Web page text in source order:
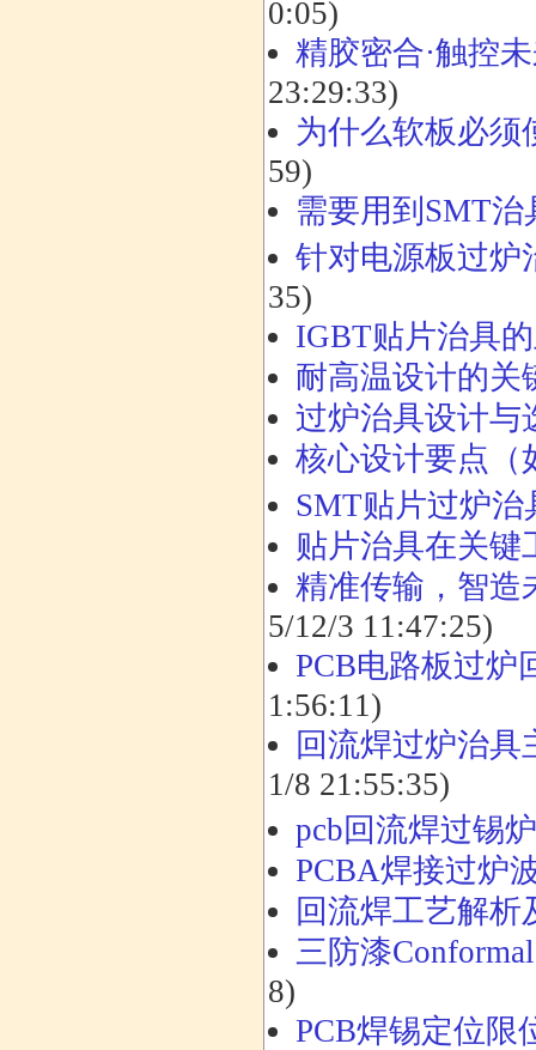
0:05)
精胶密合·触控
23:29:33)
为什么软板必须
59)
需要用到SMT治
针对电源板过炉
35)
IGBT贴片治具
耐高温设计的关
过炉治具设计与
核心设计要点（
SMT贴片过炉治
贴片治具在关键
精准传输，智造
5/12/3 11:47:25)
PCB电路板过炉
1:56:11)
回流焊过炉治
1/8 21:55:35)
pcb回流焊过锡
PCBA焊接过炉
回流焊工艺解析
三防漆
8)
PCB焊锡定位限